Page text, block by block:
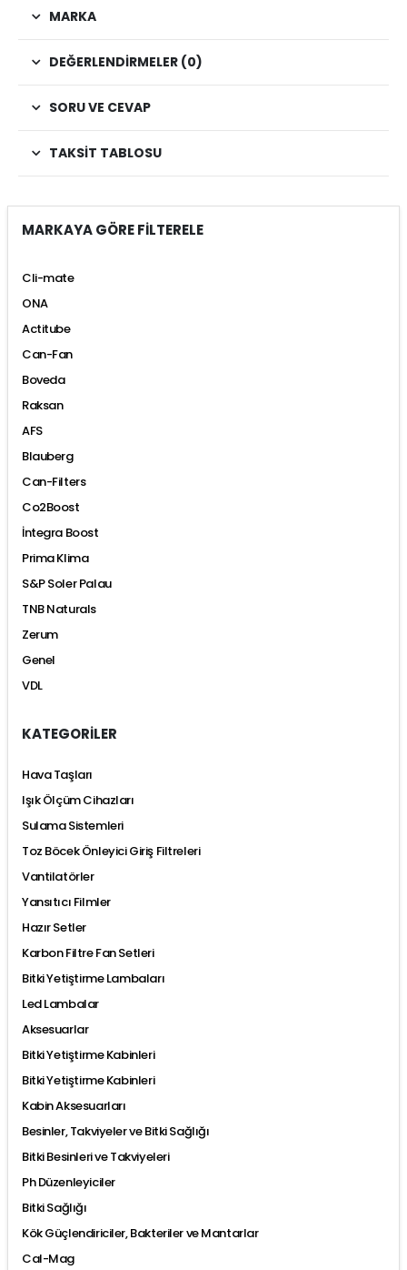
MARKA
DEĞERLENDIRMELER (0)
SORU VE CEVAP
TAKSIT TABLOSU
MARKAYA GÖRE FİLTERELE
Cli-mate
ONA
Actitube
Can-Fan
Boveda
Raksan
AFS
Blauberg
Can-Filters
Co2Boost
İntegra Boost
Prima Klima
S&P Soler Palau
TNB Naturals
Zerum
Genel
VDL
KATEGORİLER
Hava Taşları
Işık Ölçüm Cihazları
Sulama Sistemleri
Toz Böcek Önleyici Giriş Filtreleri
Vantilatörler
Yansıtıcı Filmler
Hazır Setler
Karbon Filtre Fan Setleri
Bitki Yetiştirme Lambaları
Led Lambalar
Aksesuarlar
Bitki Yetiştirme Kabinleri
Bitki Yetiştirme Kabinleri
Kabin Aksesuarları
Besinler, Takviyeler ve Bitki Sağlığı
Bitki Besinleri ve Takviyeleri
Ph Düzenleyiciler
Bitki Sağlığı
Kök Güçlendiriciler, Bakteriler ve Mantarlar
Cal-Mag